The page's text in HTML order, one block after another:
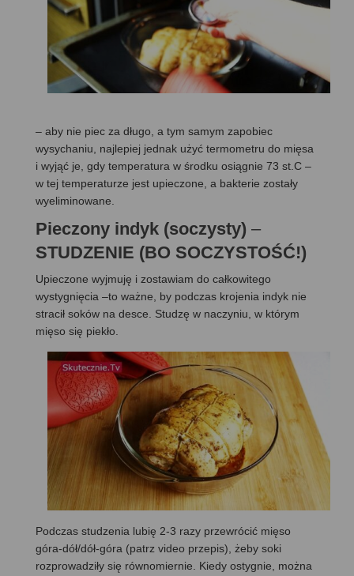
– aby nie piec za długo, a tym samym zapobiec
wysychaniu, najlepiej jednak użyć termometru do mięsa
i wyjąć je, gdy temperatura w środku osiągnie 73 st.C –
w tej temperaturze jest upieczone, a bakterie zostały
wyeliminowane.
Pieczony indyk (soczysty) –
STUDZENIE (BO SOCZYSTOŚĆ!)
Upieczone wyjmuję i zostawiam do całkowitego
wystygnięcia –to ważne, by podczas krojenia indyk nie
stracił soków na desce. Studzę w naczyniu, w którym
mięso się piekło.
Podczas studzenia lubię 2-3 razy przewrócić mięso
góra-dół/dół-góra (patrz video przepis), żeby soki
rozprowadziły się równomiernie. Kiedy ostygnie, można